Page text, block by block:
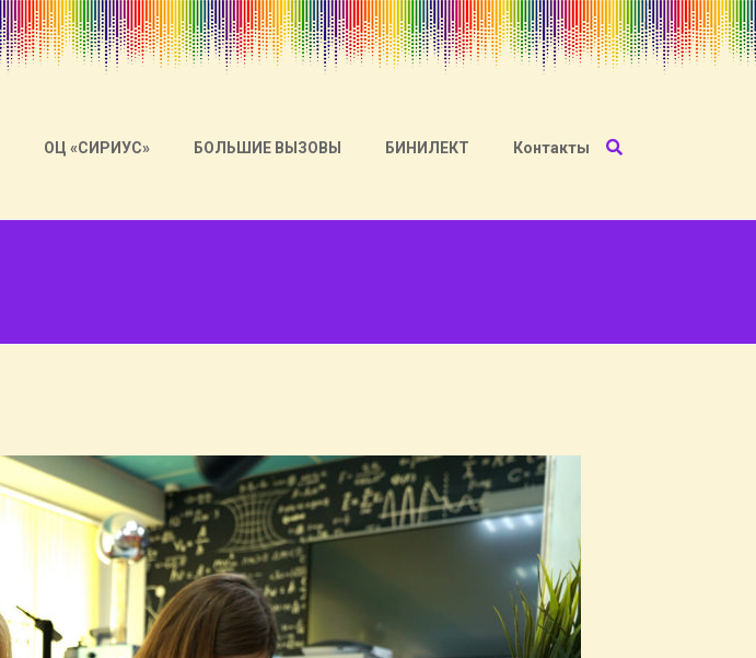
ОЦ «СИРИУС» БОЛЬШИЕ ВЫЗОВЫ БИНИЛЕКТ Контакты